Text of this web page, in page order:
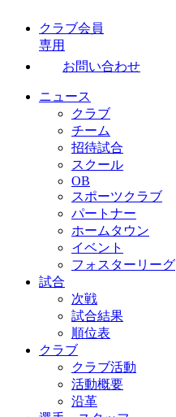
クラブ会員
専用
お問い合わせ
ニュース
クラブ
チーム
招待試合
スクール
OB
スポーツクラブ
パートナー
ホームタウン
イベント
フォスターリーグ
試合
次戦
試合結果
順位表
クラブ
クラブ活動
活動概要
沿革